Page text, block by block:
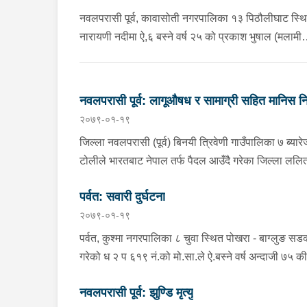
लागूऔषध ल्याउने ब्यक्ति (छोरा) फरार, खोज तलास कार्य
भईरहेको ।निम्न:-१.डिस्पोकेन (Dispocann):-२ थान
नवलपरासी पूर्व, कावासोती नगरपालिका १३ पिठौलीघाट
नारायणी नदीमा ऐ,६ बस्ने वर्ष २५ को प्रकाश भुषाल (मलामी
नपरेको, खोज तलास कार्य भईरहेको ।
नवलपरासी पूर्व: लागूऔषध र सामाग्री सहित मानिस
२०७९-०१-१९
जिल्ला नवलपरासी (पूर्व) बिनयी त्रिवेणी गाउँपालिका ७
टोलीले भारतबाट नेपाल तर्फ पैदल आउँदै गरेका जिल्ला
लागूऔषध सहित निम्न सामानहरु फेला पारी नियन्त्रणमा
निम्न:-(१) स्पास्मो २६ ट्याब्लेट, (२) नाईट्रोसन १४
रू.१,१८,७७०।- (एक लाख अठार हजार सात सय सत्तरी),
३,आइफोन १, रेडमी १), (६) ल्यापटप १ थान, (७) चाँदीको
पर्वत: सवारी दुर्घटना
२०७९-०१-१९
पर्वत, कुश्मा नगरपालिका ८ चुवा स्थित पोखरा - बाग्लुङ
गरेको ध २ प ६१९ नं.को मो.सा.ले ऐ.बस्ने वर्ष अन्दाजी ७५
लागि पोखरा रिफर गरिएको, अवस्था मध्यम, मो.सा. र चालक
नवलपरासी पूर्व: झुण्डि मृत्यु